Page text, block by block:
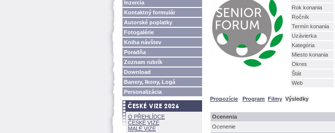
Inzercia
Kontaktný formulár
Autorské poplatky
Fotogalérie
Kniha návštev
Poradňa
Zoznam rubrík
Download
Banery, Ikony, Log
Personalizácia
O PŘEHLÍDCE
ČESKÉ VIZE
MALÉ VIZE
Rok konania
Ročník
Termín konania
Uzávierka
Kategória
Miesto konania
Okres
tát
Web
Propozície Program Filmy Výsledky
Ocenenia
Ocenenie